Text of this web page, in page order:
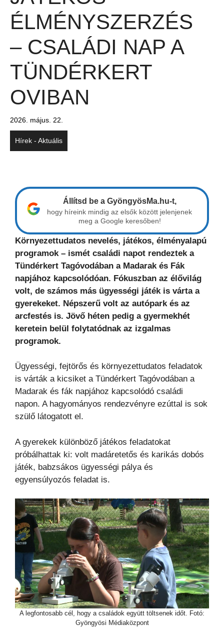
ÉLMÉNYSZERZÉS
– CSALÁDI NAP A
TÜNDÉRKERT
OVIBAN
2026. május. 22.
Hírek - Aktuális
Állítsd be a GyöngyösMa.hu-t,
hogy híreink mindig az elsők között jelenjenek
meg a Google keresőben!
Környezettudatos nevelés, játékos, élményalapú
programok – ismét családi napot rendeztek a
Tündérkert Tagóvodában a Madarak és Fák
napjához kapcsolódóan. Fókuszban az élővilág
volt, de számos más ügyességi játék is várta a
gyerekeket. Népszerű volt az autópark és az
arcfestés is. Jövő héten pedig a gyermekhét
keretein belül folytatódnak az izgalmas
programok.
Ügyességi, fejtörős és környezettudatos feladatok
is várták a kicsiket a Tündérkert Tagóvodában a
Madarak és fák napjához kapcsolódó családi
napon. A hagyományos rendezvényre ezúttal is sok
szülő látogatott el.
A gyerekek különböző játékos feladatokat
próbálhattak ki: volt madáretetős és karikás dobós
játék, babzsákos ügyességi pálya és
egyensúlyozós feladat is.
A legfontosabb cél, hogy a családok együtt töltsenek időt. Fotó:
Gyöngyösi Médiaközpont